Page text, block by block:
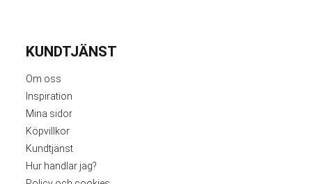
KUNDTJÄNST
Om oss
Inspiration
Mina sidor
Köpvillkor
Kundtjänst
Hur handlar jag?